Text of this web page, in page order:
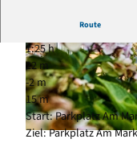
© Florian Trykowski, Cuxland-
Route
1:25 h
22 m
-2 m
15 m
Start: Parkplatz Am
Ziel: Parkplatz Am